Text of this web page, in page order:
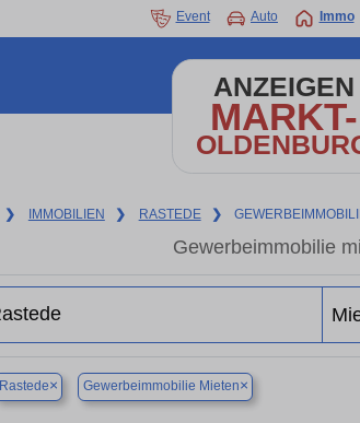
Event Auto Immo
ANZEIGEN
MARKT-
❯ IMMOBILIEN ❯ RASTEDE ❯
Gewerbeimmobilie
Rastede× Gewerbeimmobilie Mieten×